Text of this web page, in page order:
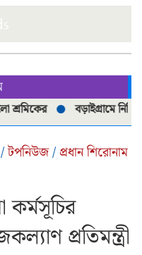
বড়াইগ্রামে নিষিদ্ধ
টপনিউজ/ প্রধান শিরোনাম
প্রতিমন্ত্রী